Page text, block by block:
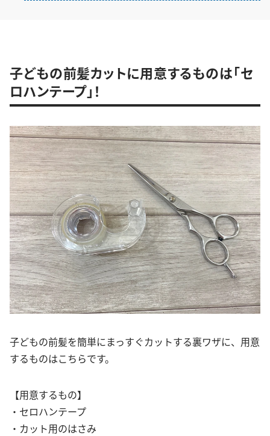
子どもの前髪カットに用意するものは「セ
ロハンテープ」！
子どもの前髪を簡単にまっすぐカットする裏ワザに、用意
するものはこちらです。
【用意するもの】
・セロハンテープ
・カット用のはさみ